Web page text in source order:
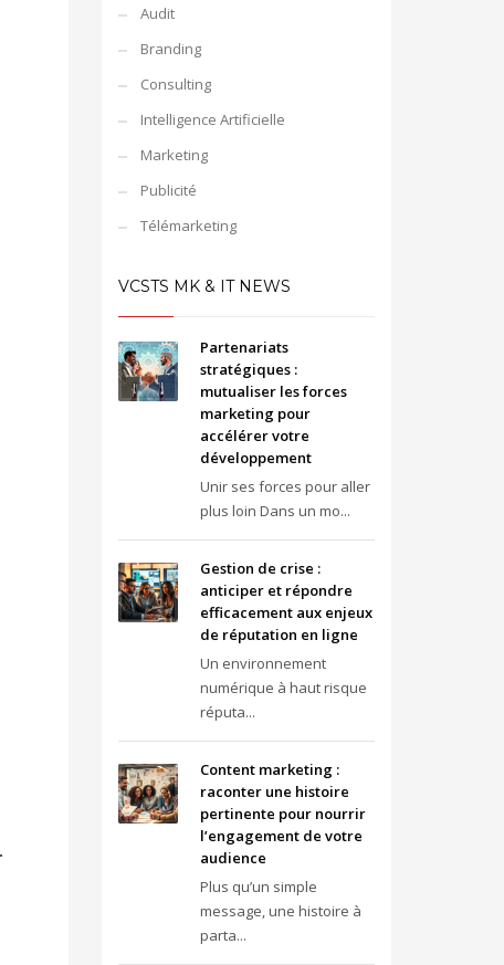
Audit
Branding
Consulting
Intelligence Artificielle
Marketing
Publicité
Télémarketing
VCSTS MK & IT NEWS
Partenariats
stratégiques :
mutualiser les forces
marketing pour
accélérer votre
développement
Unir ses forces pour aller
plus loin Dans un mo...
Gestion de crise :
anticiper et répondre
efficacement aux enjeux
de réputation en ligne
Un environnement
numérique à haut risque
réputa...
Content marketing :
raconter une histoire
pertinente pour nourrir
l’engagement de votre
audience
Plus qu’un simple
message, une histoire à
parta...